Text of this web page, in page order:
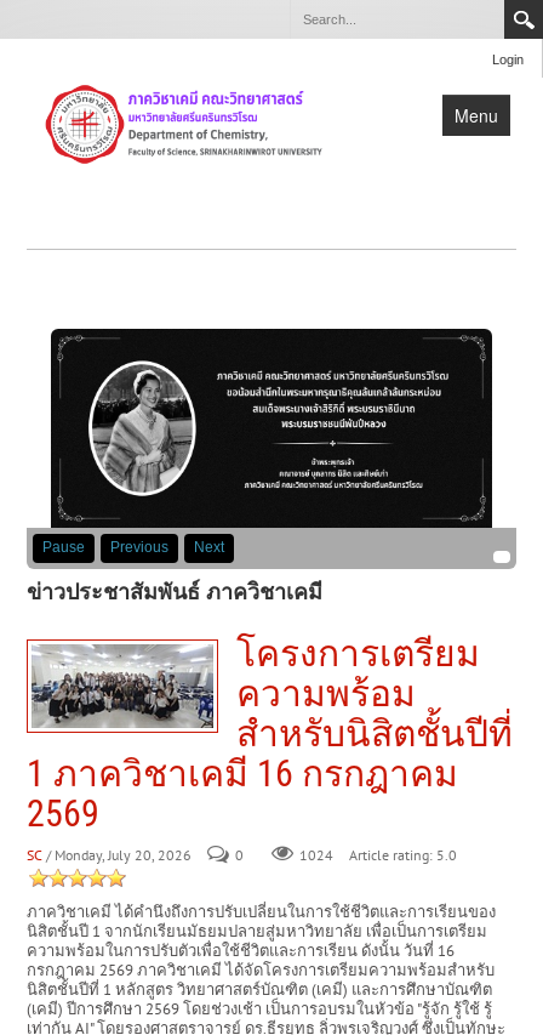
Login
Menu
เกี่ยวกับภาควิชา
วิจัย
บุคลากร
สำหรับบุคลากรและนิสิตภาควิชาเคมี
Pause Previous Next
ข่าวประชาสัมพันธ์ ภาควิชาเคมี
โครงการเตรียม
ความพร้อม
สำหรับนิสิตชั้นปีที่
1 ภาควิชาเคมี 16 กรกฎาคม
2569
SC / Monday, July 20, 2026 0 1024 Article rating: 5.0
ภาควิชาเคมี ได้คำนึงถึงการปรับเปลี่ยนในการใช้ชีวิตและการเรียนของ
นิสิตชั้นปี 1 จากนักเรียนมัธยมปลายสู่มหาวิทยาลัย เพื่อเป็นการเตรียม
ความพร้อมในการปรับตัวเพื่อใช้ชีวิตและการเรียน ดังนั้น วันที่ 16
กรกฎาคม 2569 ภาควิชาเคมี ได้จัดโครงการเตรียมความพร้อมสำหรับ
นิสิตชั้นปีที่ 1 หลักสูตร วิทยาศาสตร์บัณฑิต (เคมี) และการศึกษาบัณฑิต
(เคมี) ปีการศึกษา 2569 โดยช่วงเช้า เป็นการอบรมในหัวข้อ "รู้จัก รู้ใช้ รู้
เท่ากัน AI" โดยรองศาสตราจารย์ ดร.ธีรยุทธ ลิ่วพรเจริญวงศ์ ซึ่งเป็นทักษะ